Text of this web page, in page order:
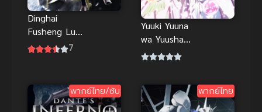
Dinghai
Fusheng Lu
(2020) บันทึก
7
Yuuki Yuuna
wa Yuusha
de Aru 3
กล้า ภาค 3
พากย์ไทย/ซับ พากย์ไทย